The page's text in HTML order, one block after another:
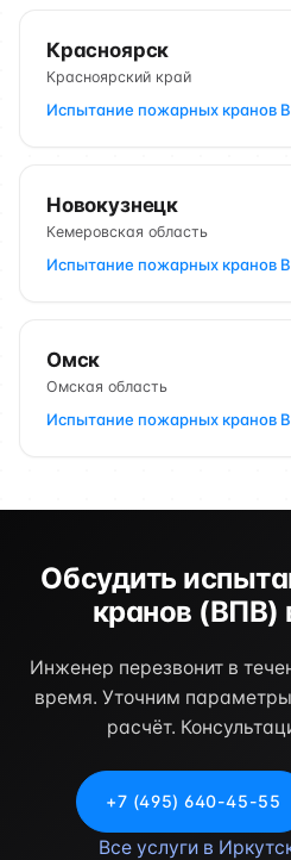
Красноярск
Красноярский край
Испытание пожарных кранов
Новокузнецк
Кемеровская область
Испытание пожарных кранов
Омск
Омская область
Испытание пожарных кранов
Обсудить
кранов (ВПВ)
Инженер перезвонит в
время. Уточним
расчёт.
+7 (495) 640-45-55
Все услуги в